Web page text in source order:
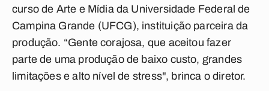
curso de Arte e Mídia da Universidade Federal de
Campina Grande (UFCG), instituição parceira da
produção. “Gente corajosa, que aceitou fazer
parte de uma produção de baixo custo, grandes
limitações e alto nível de stress", brinca o diretor.